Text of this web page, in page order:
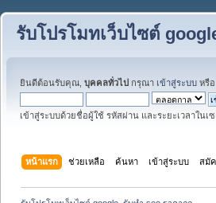
รับโปรโมทเว็บไซต์
ยินดีต้อนรับคุณ, บุคคลทั่วไป กรุณา เข้าสู่ระบบ หรือ
เข้าสู่ระบบด้วยชื่อผู้ใช้ รหัสผ่าน และระยะเวลาในเ
หน้าแรก ช่วยเหลือ ค้นหา เข้าสู่ระบบ สมั